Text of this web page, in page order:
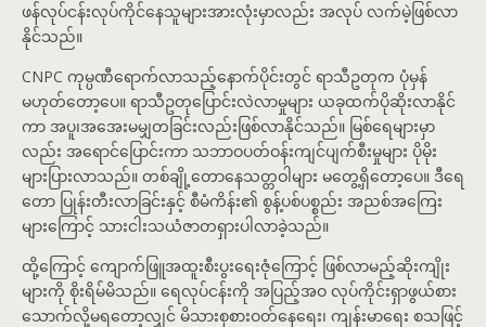
ဖန်လုပ်ငန်းလုပ်ကိုင်နေသူများအားလုံးမှာလည်း အလုပ် လက်မဲ့ဖြစ်လာ
နိုင်သည်။
CNPC ကုမ္ပဏီရောက်လာသည့်နောက်ပိုင်းတွင် ရာသီဥတုက ပုံမှန်
မဟုတ်တော့ပေ။ ရာသီဥတုပြောင်းလဲလာမှုများ ယခုထက်ပိုဆိုးလာနိုင်
ကာ အပူ၊အအေးမမျှတခြင်းလည်းဖြစ်လာနိုင်သည်။ မြစ်ရေများမှာ
လည်း အရောင်ပြောင်းကာ သဘာဝပတ်ဝန်းကျင်ပျက်စီးမှုများ ပိုမိုး
များပြားလာသည်။ တစ်ချို့တောနေသတ္တဝါများ မတွေ့ရှိတော့ပေ။ ဒီရေ
တော ပြုန်းတီးလာခြင်းနှင့် စီမံကိန်း၏ စွန့်ပစ်ပစ္စည်း အညစ်အကြေး
များကြောင့် သားငါးသယံဇာတရှားပါလာခဲ့သည်။
ထို့ကြောင့် ကျောက်ဖြူအထူးစီးပွးရေးဇုံကြောင့် ဖြစ်လာမည့်ဆိုးကျိုး
များကို စိုးရိမ်မိသည်။ ရေလုပ်ငန်းကို အပြည့်အဝ လုပ်ကိုင်းရှာဖွယ်စား
သောက်လို့မရတော့လျှင် မိသားစုစားဝတ်နေရေး၊ ကျန်းမာရေး စသဖြင့်